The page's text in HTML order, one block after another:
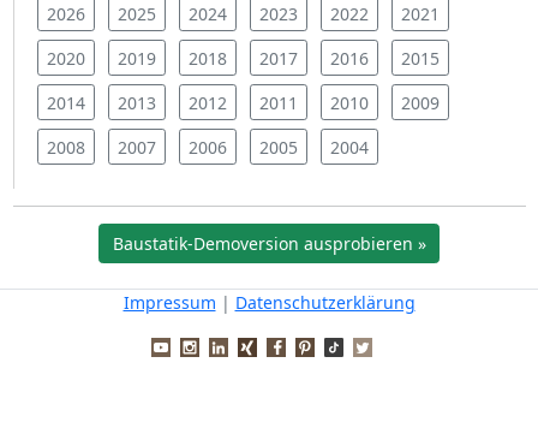
2026 2025 2024 2023 2022
2021
2020
2019 2018 2017 2016
2015
2014
2013 2012 2011 2010
2009
2008
2007 2006 2005 2004
Baustatik-Demoversion ausprobieren »
Impressum | Datenschutzerklärung